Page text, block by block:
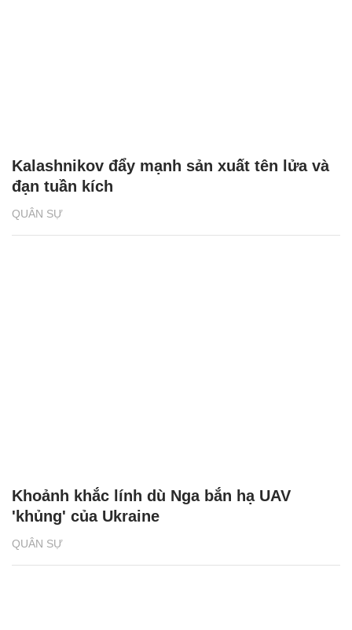
QUÂN SỰ
Kalashnikov đẩy mạnh sản xuất tên lửa và
đạn tuần kích
QUÂN SỰ
Khoảnh khắc lính dù Nga bắn hạ UAV
'khủng' của Ukraine